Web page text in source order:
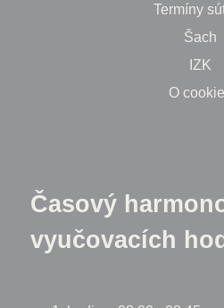
Termíny
Šach
IZK
O
Časový
vyučovacích